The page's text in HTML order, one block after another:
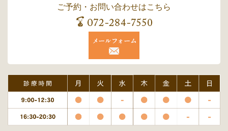
ご予約・お問い合わせはこちら